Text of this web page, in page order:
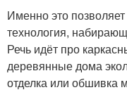
Именно это
технология,
Речь идёт про
деревянные дома
отделка или обшивка